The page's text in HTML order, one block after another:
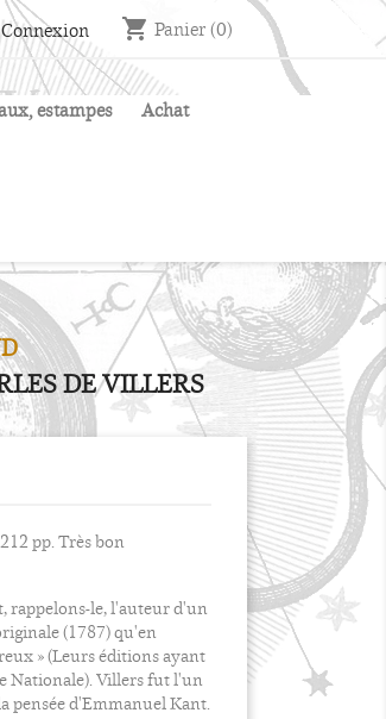
Connexion shopping_cart Panier(0)
estampes Achat
DE VILLERS
pp. Très bon
rappelons-le, l'auteur d'un
(1787) qu'en
» (Leurs éditions ayant
Nationale). Villers fut l'un
pensée d'Emmanuel Kant.